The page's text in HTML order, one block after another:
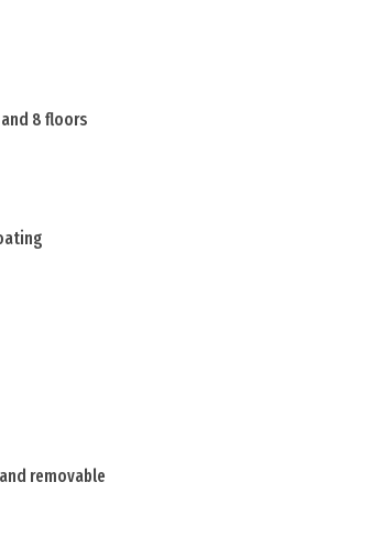
8 floors
removable